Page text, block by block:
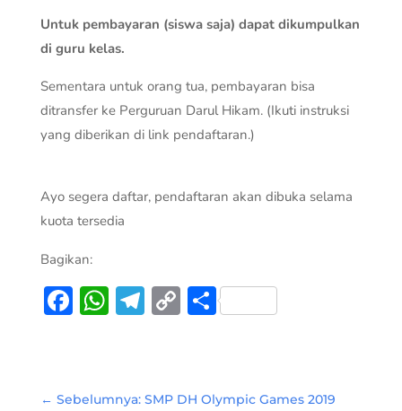
Untuk pembayaran (siswa saja) dapat dikumpulkan
di guru kelas.
Sementara untuk orang tua, pembayaran bisa
ditransfer ke Perguruan Darul Hikam. (Ikuti instruksi
yang diberikan di link pendaftaran.)
Ayo segera daftar, pendaftaran akan dibuka selama
kuota tersedia
Bagikan:
Facebook
WhatsApp
Telegram
CopyShare
← Sebelumnya: SMP DH Olympic Games 2019